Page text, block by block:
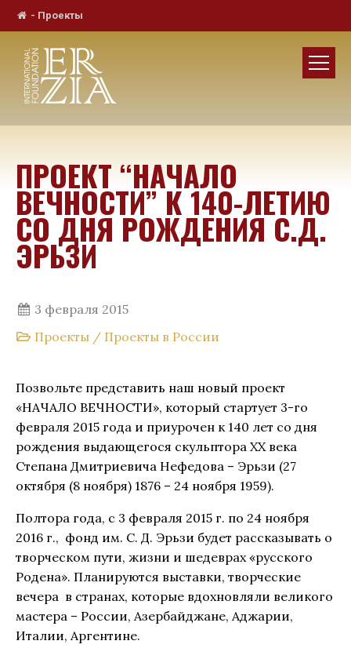
- Проекты
ПРОЕКТ “НАЧАЛО
ВЕЧНОСТИ” К 140-ЛЕТИЮ
СО ДНЯ РОЖДЕНИЯ С.Д.
ЭРЬЗИ
3 февраля 2015
Проекты / Проекты в России
Позвольте представить наш новый проект
«НАЧАЛО ВЕЧНОСТИ», который стартует 3-го
февраля 2015 года и приурочен к 140 лет со дня
рождения выдающегося скульптора ХХ века
Степана Дмитриевича Нефедова – Эрьзи (27
октября (8 ноября) 1876 – 24 ноября 1959).
Полтора года, с 3 февраля 2015 г. по 24 ноября
2016 г., фонд им. С. Д. Эрьзи будет рассказывать о
творческом пути, жизни и шедеврах «русского
Родена». Планируются выставки, творческие
вечера в странах, которые вдохновляли великого
мастера – России, Азербайджане, Аджарии,
Италии, Аргентине.